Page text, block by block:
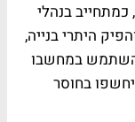
בנהלי
היתרי בנייה,
השתמש במחשבו
בחוסר